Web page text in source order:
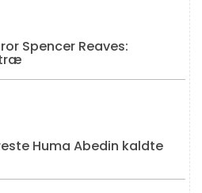
Spencer Reaves:
Huma Abedin kaldte